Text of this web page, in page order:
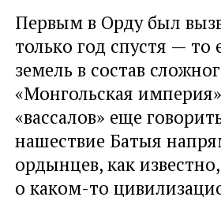
Первым в Орду был
только год спустя — то
земель в состав
«Монгольская
«вассалов» еще
нашествие Батыя
ордынцев, как
о каком-то